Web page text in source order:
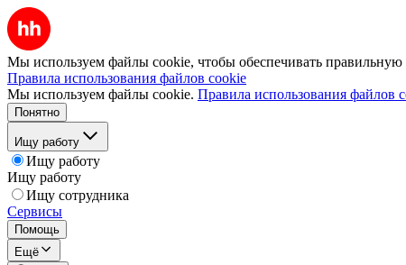
Мы используем файлы cookie, чтобы обеспечивать правильную
Правила использования файлов cookie
Мы используем файлы cookie. Правила использования файлов
Понятно
Ищу работу
Ищу работу
Ищу работу
Ищу сотрудника
Сервисы
Помощь
Ещё